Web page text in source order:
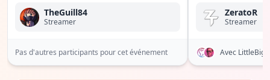
TheGuill84
Streamer
Pas d'autres participants pour cet événement
ZeratoR
Streamer
Avec